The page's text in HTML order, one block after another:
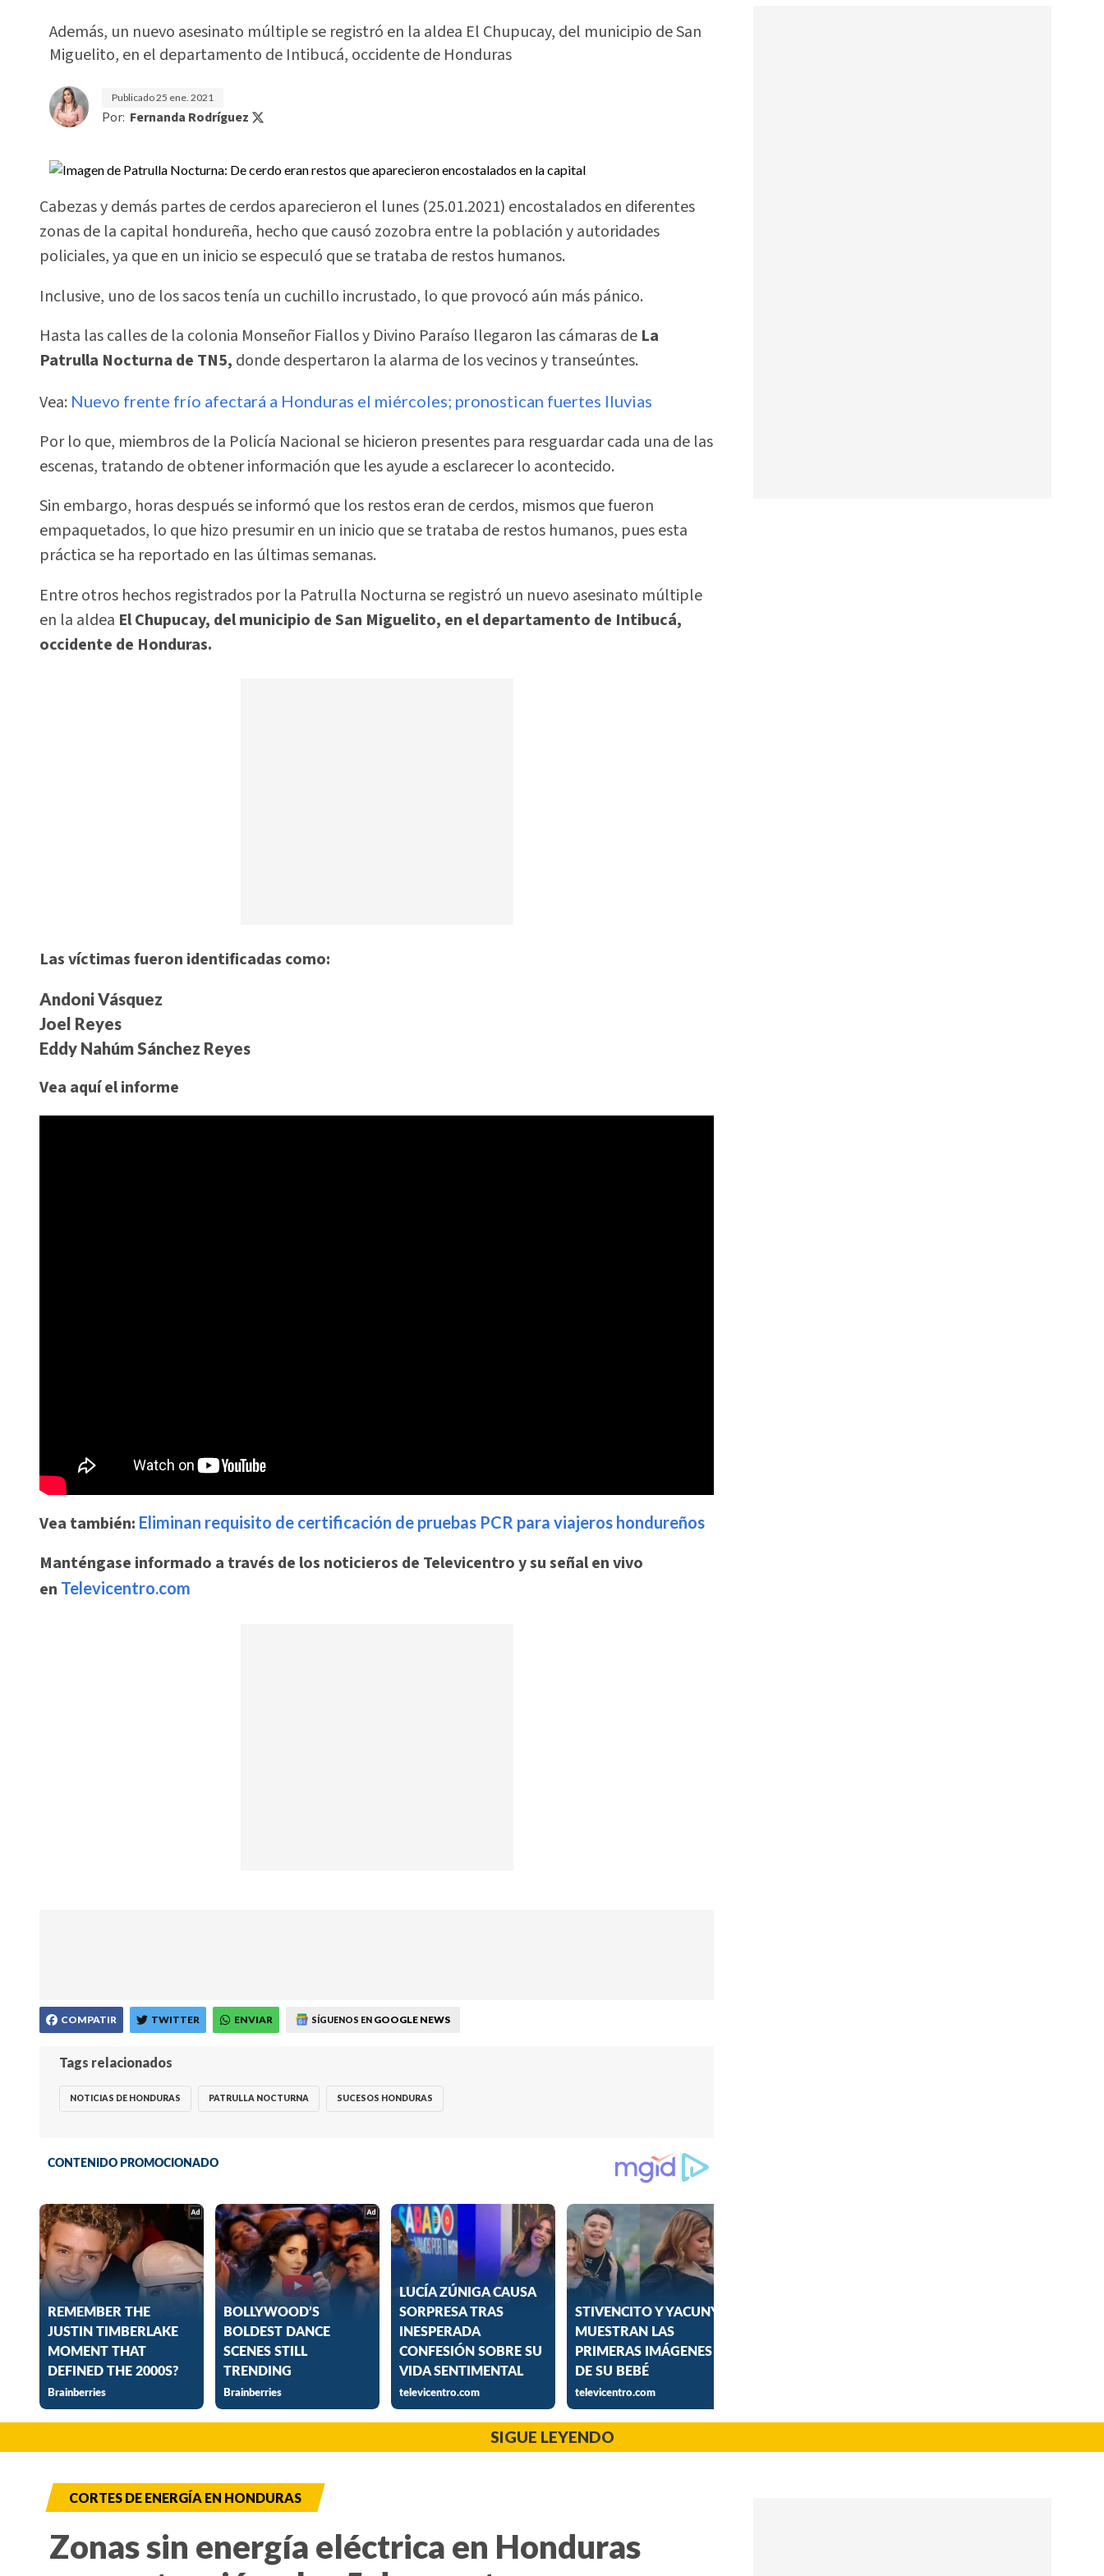
Además, un nuevo asesinato múltiple se registró en la aldea El Chupucay, del municipio de San
Miguelito, en el departamento de Intibucá, occidente de Honduras
Publicado25 ene. 2021
Por: Fernanda Rodríguez
Cabezas y demás partes de cerdos aparecieron el lunes (25.01.2021) encostalados en diferentes
zonas de la capital hondureña, hecho que causó zozobra entre la población y autoridades
policiales, ya que en un inicio se especuló que se trataba de restos humanos.
Inclusive, uno de los sacos tenía un cuchillo incrustado, lo que provocó aún más pánico.
Hasta las calles de la colonia Monseñor Fiallos y Divino Paraíso llegaron las cámaras de La
Patrulla Nocturna de TN5, donde despertaron la alarma de los vecinos y transeúntes.
Vea: Nuevo frente frío afectará a Honduras el miércoles; pronostican fuertes lluvias
Por lo que, miembros de la Policía Nacional se hicieron presentes para resguardar cada una de las
escenas, tratando de obtener información que les ayude a esclarecer lo acontecido.
Sin embargo, horas después se informó que los restos eran de cerdos, mismos que fueron
empaquetados, lo que hizo presumir en un inicio que se trataba de restos humanos, pues esta
práctica se ha reportado en las últimas semanas.
Entre otros hechos registrados por la Patrulla Nocturna se registró un nuevo asesinato múltiple
en la aldea El Chupucay, del municipio de San Miguelito, en el departamento de Intibucá,
occidente de Honduras.
Las víctimas fueron identificadas como:
Andoni Vásquez
Joel Reyes
Eddy Nahúm Sánchez Reyes
Vea aquí el informe
Vea también: Eliminan requisito de certificación de pruebas PCR para viajeros hondureños
Manténgase informado a través de los noticieros de Televicentro y su señal en vivo
en Televicentro.com
COMPATIR TWITTER ENVIAR SÍGUENOS EN GOOGLE NEWS
Tags relacionados
NOTICIAS DE HONDURAS PATRULLA NOCTURNA SUCESOS HONDURAS
SIGUE LEYENDO
CORTES DE ENERGÍA EN HONDURAS
Zonas sin energía eléctrica en Honduras